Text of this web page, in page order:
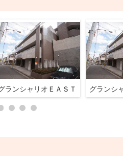
ランシャリオＥＡＳＴ グランシ